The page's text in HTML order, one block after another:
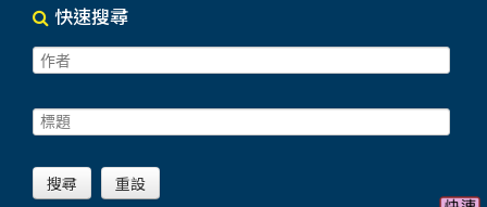
快速搜尋